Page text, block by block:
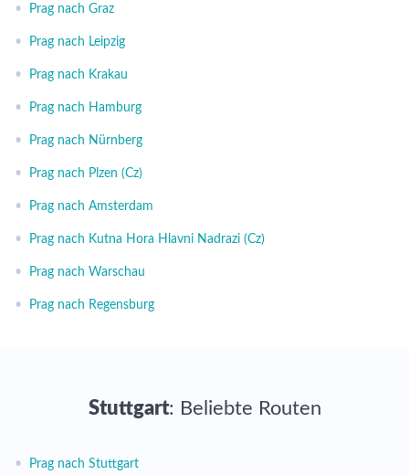
• Prag nach Graz
• Prag nach Leipzig
• Prag nach Krakau
• Prag nach Hamburg
• Prag nach Nürnberg
• Prag nach Plzen (Cz)
• Prag nach Amsterdam
• Prag nach Kutna Hora Hlavni Nadrazi (Cz)
• Prag nach Warschau
• Prag nach Regensburg
Stuttgart: Beliebte Routen
• Prag nach Stuttgart